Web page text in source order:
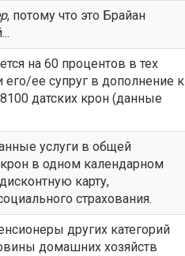
, потому что это Брайан
на 60 процентов в тех
его/ее супруг в дополнение к
датских крон (данные
услуги в общей
в одном календарном
карту,
страхования.
других категорий
домашних хозяйств